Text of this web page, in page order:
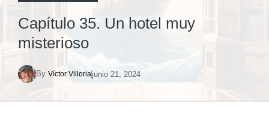
Capítulo 35. Un hotel muy
misterioso
By Víctor Villoriajunio 21, 2024